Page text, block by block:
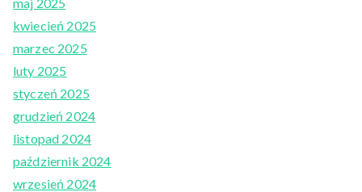
kwiecień 2025
marzec 2025
luty 2025
styczeń 2025
grudzień 2024
listopad 2024
październik 2024
wrzesień 2024